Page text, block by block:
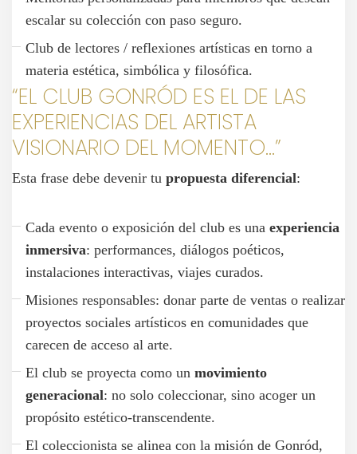
escalar su colección con paso seguro.
Club de lectores / reflexiones artísticas en torno a
materia estética, simbólica y filosófica.
“EL CLUB GONRÓD ES EL DE LAS
EXPERIENCIAS DEL ARTISTA
VISIONARIO DEL MOMENTO…”
Esta frase debe devenir tu propuesta diferencial:
Cada evento o exposición del club es una experiencia
inmersiva: performances, diálogos poéticos,
instalaciones interactivas, viajes curados.
Misiones responsables: donar parte de ventas o realizar
proyectos sociales artísticos en comunidades que
carecen de acceso al arte.
El club se proyecta como un movimiento
generacional: no solo coleccionar, sino acoger un
propósito estético-transcendente.
El coleccionista se alinea con la misión de Gonród,